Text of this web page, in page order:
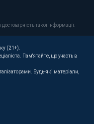
такої інформації.
(21+).
Пам'ятайте, що участь в
Будь-які матеріали,